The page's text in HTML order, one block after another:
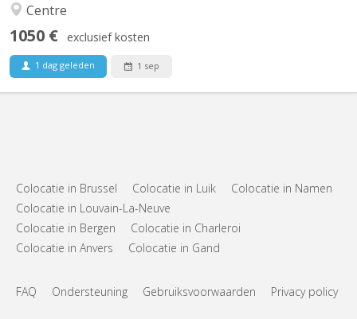
Centre
1050 € exclusief kosten
1 dag geleden 1 sep
Colocatie in Brussel Colocatie in Luik
Colocatie in Namen
Colocatie in Louvain-La-Neuve
Colocatie in Bergen
Colocatie in Charleroi
Colocatie in Anvers
Colocatie in Gand
FAQ Ondersteuning Gebruiksvoorwaarden Privacy policy